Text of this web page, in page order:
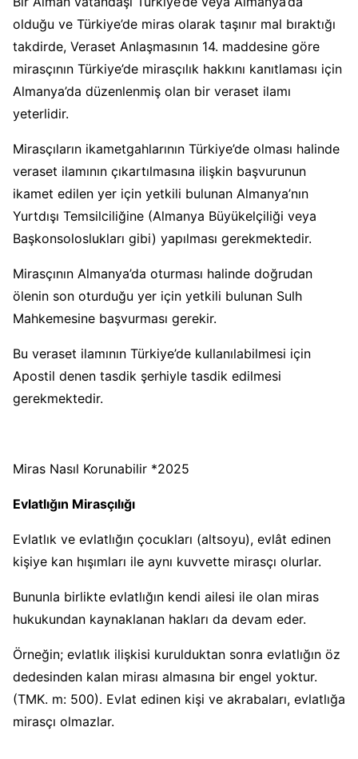
olduğu ve Türkiye’de miras olarak taşınır mal bıraktığı
takdirde, Veraset Anlaşmasının 14. maddesine göre
mirasçının Türkiye’de mirasçılık hakkını kanıtlaması için
Almanya’da düzenlenmiş olan bir veraset ilamı
yeterlidir.
Mirasçıların ikametgahlarının Türkiye’de olması halinde
veraset ilamının çıkartılmasına ilişkin başvurunun
ikamet edilen yer için yetkili bulunan Almanya’nın
Yurtdışı Temsilciliğine (Almanya Büyükelçiliği veya
Başkonsoloslukları gibi) yapılması gerekmektedir.
Mirasçının Almanya’da oturması halinde doğrudan
ölenin son oturduğu yer için yetkili bulunan Sulh
Mahkemesine başvurması gerekir.
Bu veraset ilamının Türkiye’de kullanılabilmesi için
Apostil denen tasdik şerhiyle tasdik edilmesi
gerekmektedir.
Miras Nasıl Korunabilir *2025
Evlatlığın Mirasçılığı
Evlatlık ve evlatlığın çocukları (altsoyu), evlât edinen
kişiye kan hışımları ile aynı kuvvette mirasçı olurlar.
Bununla birlikte evlatlığın kendi ailesi ile olan miras
hukukundan kaynaklanan hakları da devam eder.
Örneğin; evlatlık ilişkisi kurulduktan sonra evlatlığın öz
dedesinden kalan mirası almasına bir engel yoktur.
(TMK. m: 500). Evlat edinen kişi ve akrabaları, evlatlığa
mirasçı olmazlar.